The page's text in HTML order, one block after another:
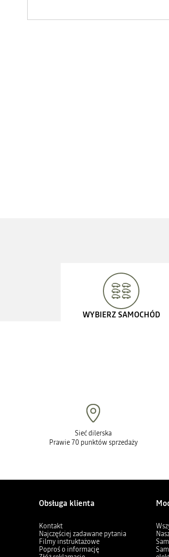
WYBIERZ SAMOCHÓD
Sieć dilerska
Prawie 70 punktów sprzedaży
Obsługa klienta
Kontakt
Najczęściej zadawane pytania
Filmy instruktażowe
Poproś o informację